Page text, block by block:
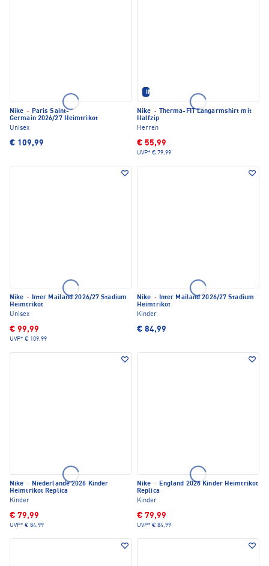
Nike · Paris Saint-
Germain 2026/27 Heimtrikot
Unisex
€ 109,99
IM SET ERHÄLTLICH
Nike ·
Therma-FIT Langarmshirt mit
Halfzip
Herren
€ 55,99
UVP* € 79,99
Nike · Inter Mailand 2026/27 Stadium
Heimtrikot
Unisex
€ 99,99
UVP* € 109,99
Nike · Inter Mailand 2026/27 Stadium
Heimtrikot
Kinder
€ 84,99
Nike · Niederlande 2026 Kinder
Heimtrikot Replica
Kinder
€ 79,99
UVP* € 84,99
Nike · England 2026 Kinder Heimtrikot
Replica
Kinder
€ 79,99
UVP* € 84,99